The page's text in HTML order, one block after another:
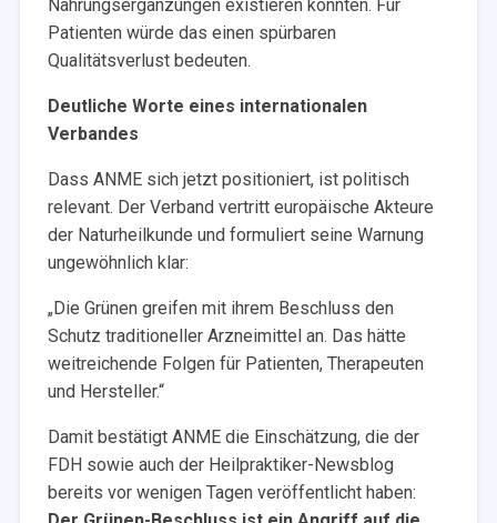
Nahrungsergänzungen existieren könnten. Für
Patienten würde das einen spürbaren
Qualitätsverlust bedeuten.
Deutliche Worte eines internationalen
Verbandes
Dass ANME sich jetzt positioniert, ist politisch
relevant. Der Verband vertritt europäische Akteure
der Naturheilkunde und formuliert seine Warnung
ungewöhnlich klar:
„Die Grünen greifen mit ihrem Beschluss den
Schutz traditioneller Arzneimittel an. Das hätte
weitreichende Folgen für Patienten, Therapeuten
und Hersteller.“
Damit bestätigt ANME die Einschätzung, die der
FDH sowie auch der Heilpraktiker-Newsblog
bereits vor wenigen Tagen veröffentlicht haben: